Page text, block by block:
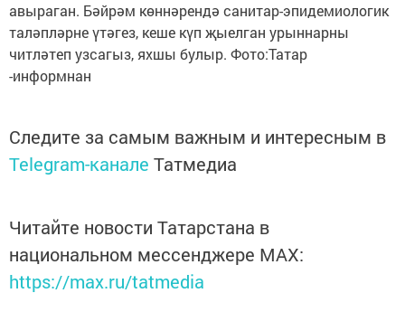
авыраган. Бәйрәм көннәрендә санитар-эпидемиологик
таләпләрне үтәгез, кеше күп җыелган урыннарны
читләтеп узсагыз, яхшы булыр. Фото:Татар
-информнан
Следите за самым важным и интересным в
Telegram-канале Татмедиа
Читайте новости Татарстана в
национальном мессенджере MАХ:
https://max.ru/tatmedia